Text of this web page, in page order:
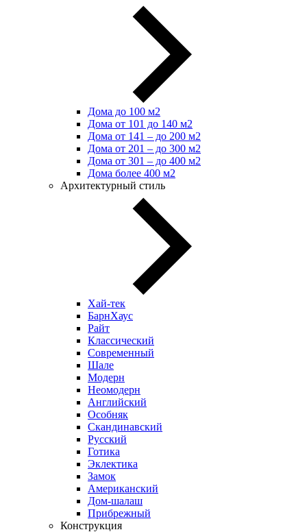
Дома до 100 м2
Дома от 101 до 140 м2
Дома от 141 – до 200 м2
Дома от 201 – до 300 м2
Дома от 301 – до 400 м2
Дома более 400 м2
Архитектурный стиль
Хай-тек
БарнХаус
Райт
Классический
Современный
Шале
Модерн
Неомодерн
Английский
Особняк
Скандинавский
Русский
Готика
Эклектика
Замок
Американский
Дом-шалаш
Прибрежный
Конструкция